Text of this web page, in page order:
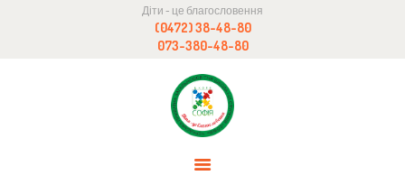
Діти - це благословення
(0472) 38-48-80
073-380-48-80
НАВЧАЛЬНИЙ ПРОЦЕС